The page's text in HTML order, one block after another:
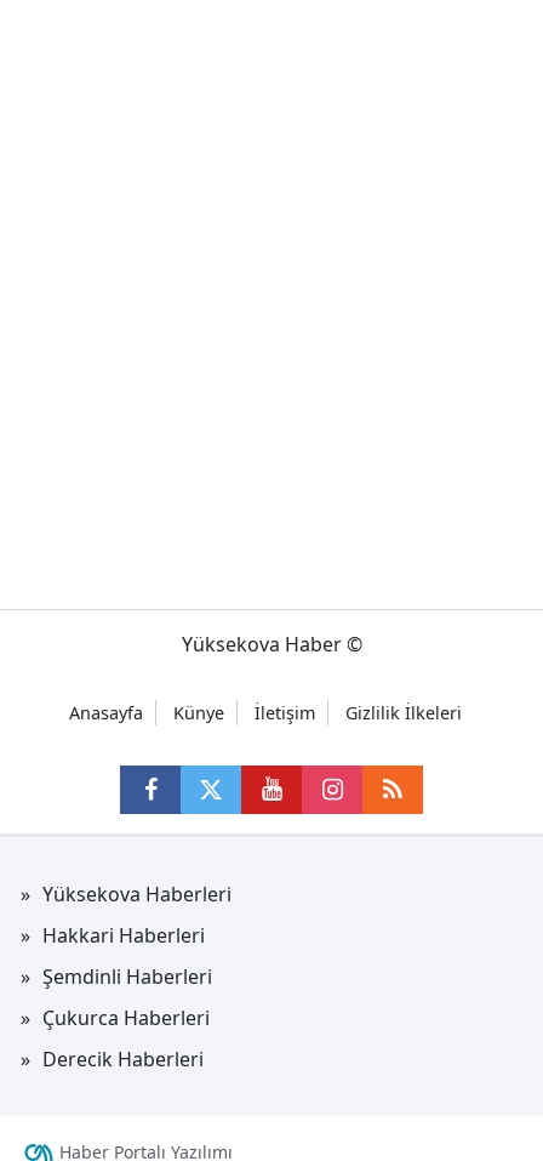
Yüksekova Haber ©
Anasayfa Künye İletişim Gizlilik İlkeleri
Yüksekova Haberleri
Hakkari Haberleri
Şemdinli Haberleri
Çukurca Haberleri
Derecik Haberleri
Haber Portalı Yazılımı